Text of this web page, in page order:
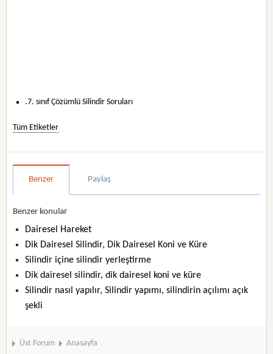
.7. sınıf Çözümlü Silindir Soruları
Tüm Etiketler
Benzer Paylaş
Benzer konular
Dairesel Hareket
Dik Dairesel Silindir, Dik Dairesel Koni ve Küre
Silindir içine silindir yerleştirme
Dik dairesel silindir, dik dairesel koni ve küre
Silindir nasıl yapılır, Silindir yapımı, silindirin açılımı açık
şekli
Üst Forum Anasayfa